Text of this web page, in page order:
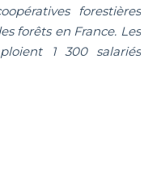
forestières
forêts en France. Les
1 300 salariés